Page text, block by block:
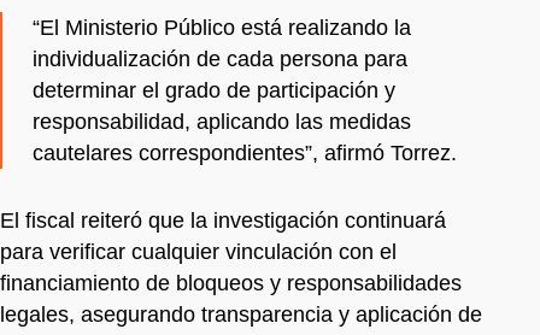
“El Ministerio Público está realizando la
individualización de cada persona para
determinar el grado de participación y
responsabilidad, aplicando las medidas
cautelares correspondientes”, afirmó Torrez.
El fiscal reiteró que la investigación continuará
para verificar cualquier vinculación con el
financiamiento de bloqueos y responsabilidades
legales, asegurando transparencia y aplicación de